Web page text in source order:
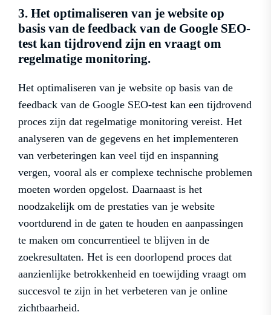
3. Het optimaliseren van je website op
basis van de feedback van de Google SEO-
test kan tijdrovend zijn en vraagt om
regelmatige monitoring.
Het optimaliseren van je website op basis van de
feedback van de Google SEO-test kan een tijdrovend
proces zijn dat regelmatige monitoring vereist. Het
analyseren van de gegevens en het implementeren
van verbeteringen kan veel tijd en inspanning
vergen, vooral als er complexe technische problemen
moeten worden opgelost. Daarnaast is het
noodzakelijk om de prestaties van je website
voortdurend in de gaten te houden en aanpassingen
te maken om concurrentieel te blijven in de
zoekresultaten. Het is een doorlopend proces dat
aanzienlijke betrokkenheid en toewijding vraagt om
succesvol te zijn in het verbeteren van je online
zichtbaarheid.